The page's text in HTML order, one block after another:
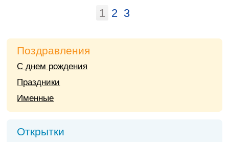
1 2 3
Поздравления
С днем рождения
Праздники
Именные
Открытки